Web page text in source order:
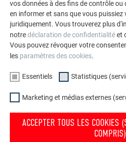
vos données à des fins de contrôle ou
en informer et sans que vous puissiez
juridiquement. Vous trouverez plus
notredéclaration de confidentialitéet
Vous pouvez révoquer votre
les paramètres des cookies.
Essentiels Statistiques
Marketing et médias externes
ACCEPTER TOUS LES COOKIES
COMPRIS)